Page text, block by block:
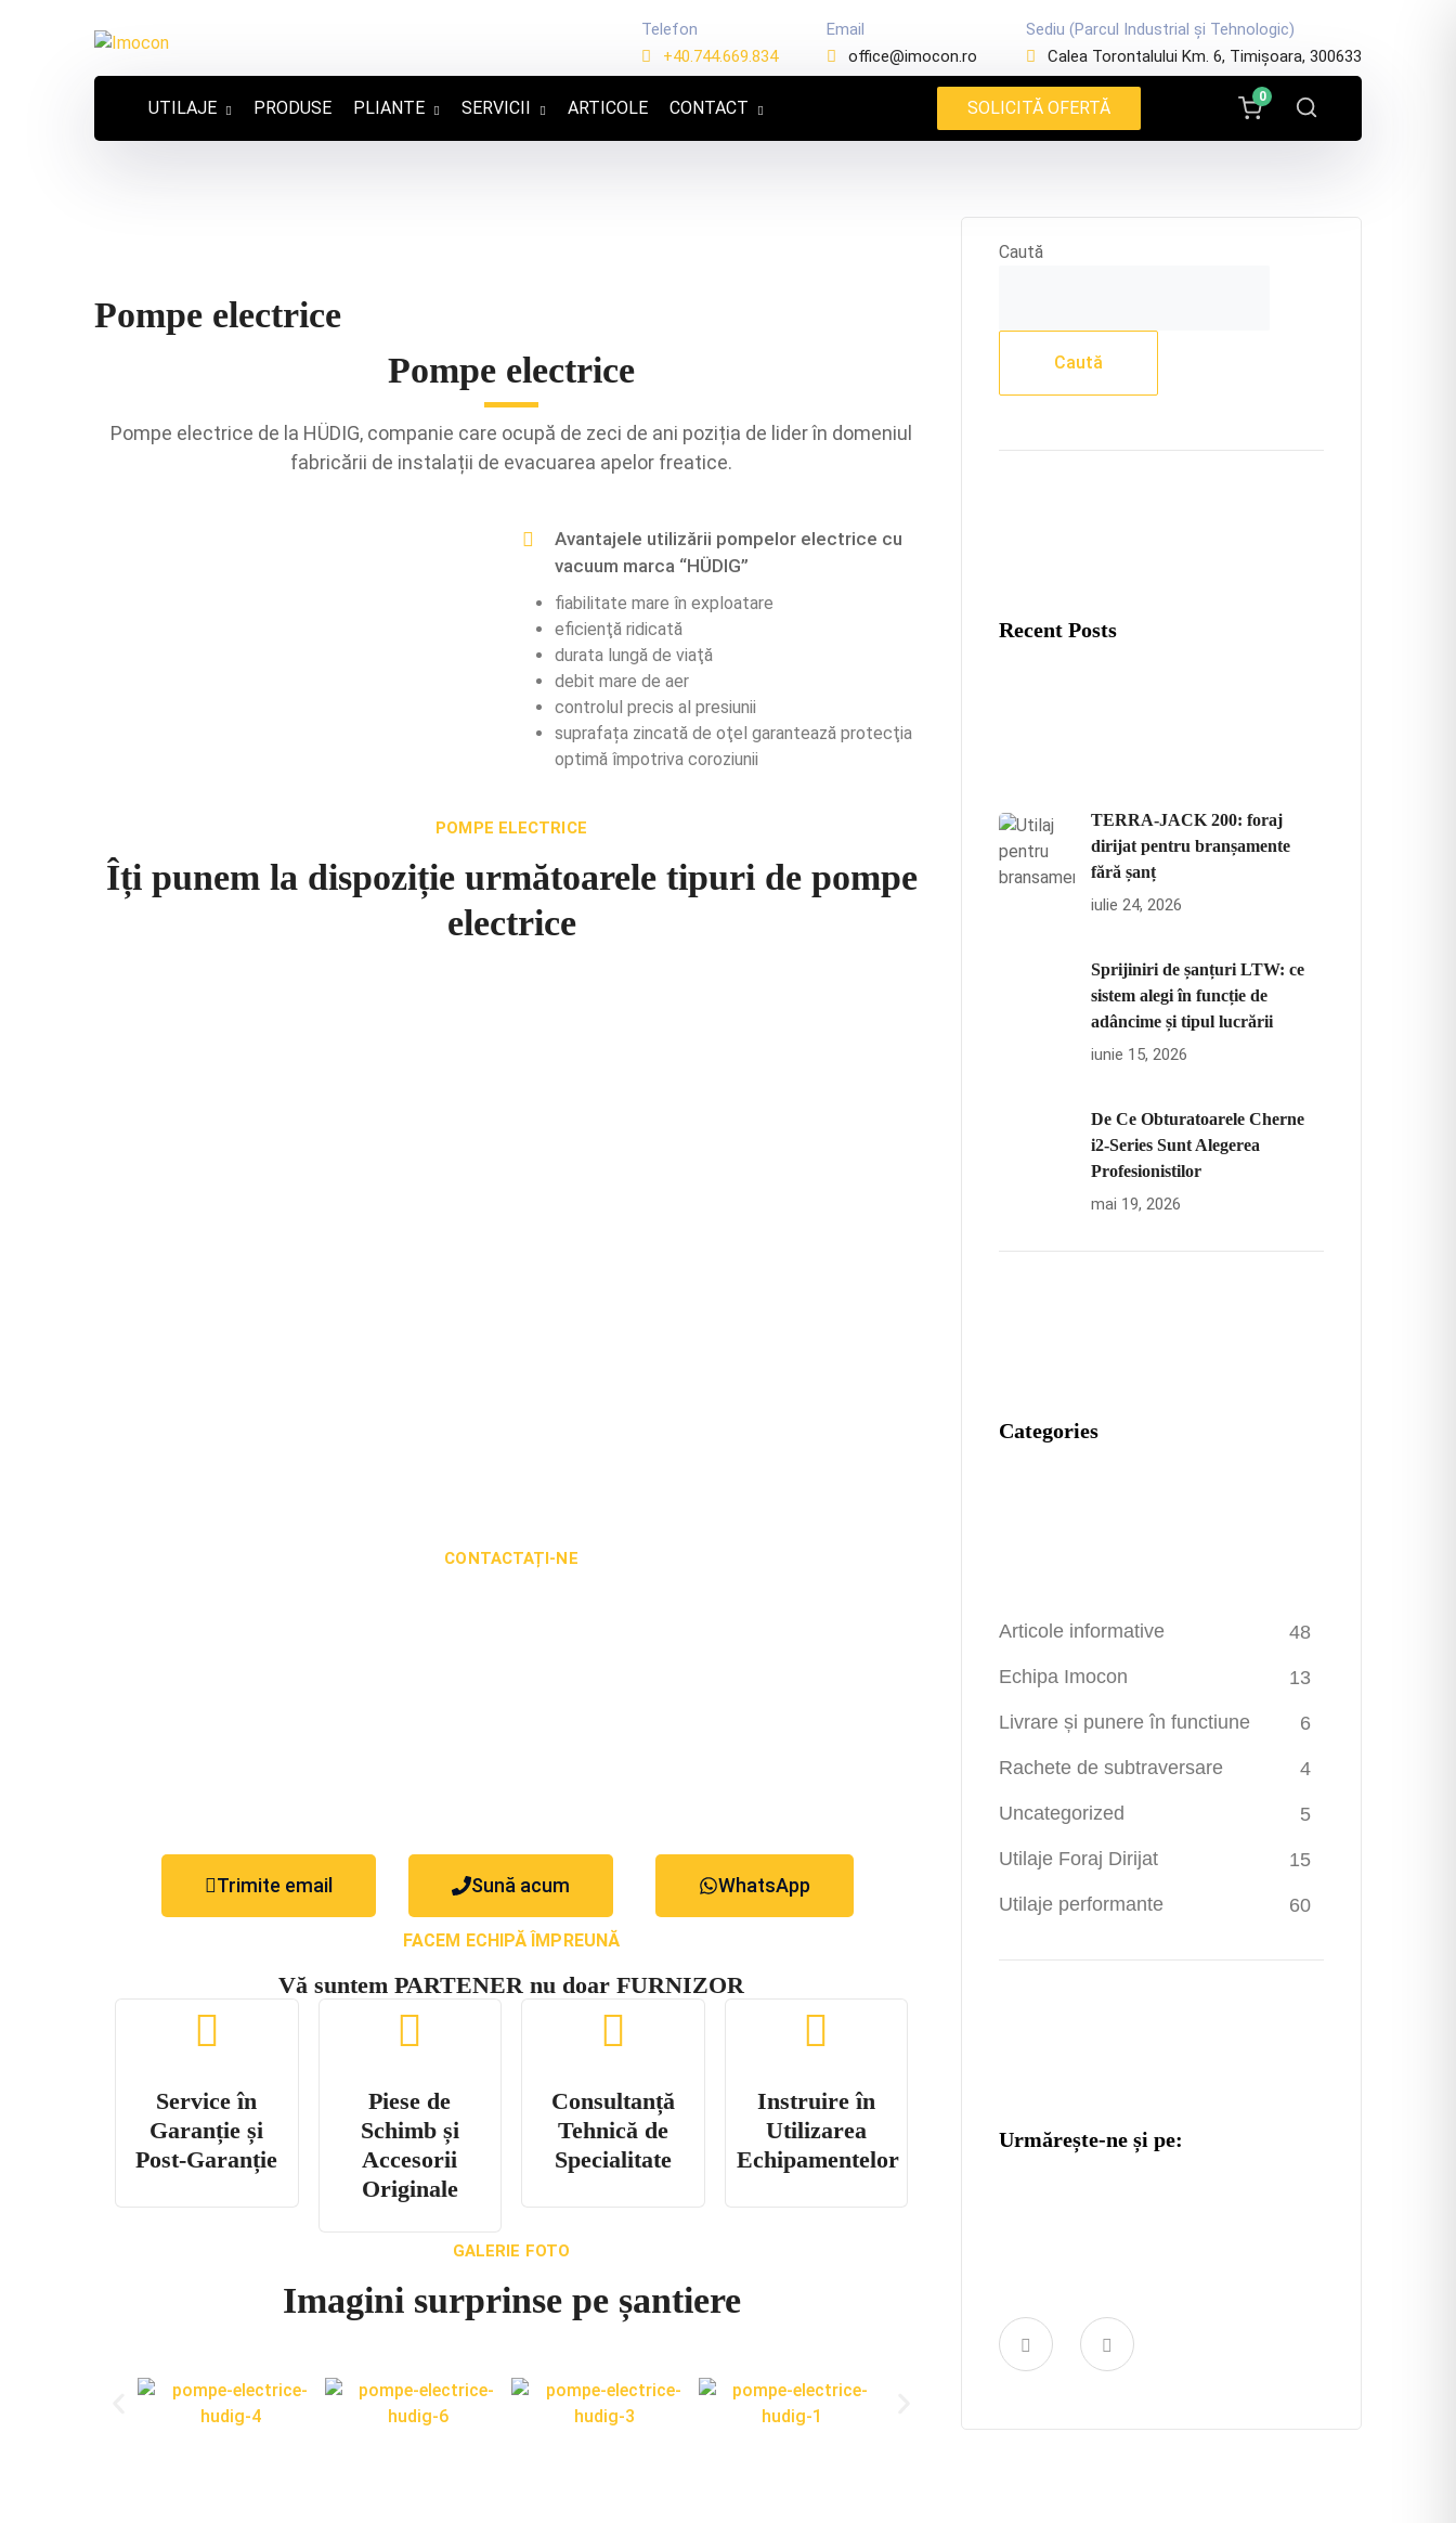
Telefon
+40.744.669.834
Email
office@imocon.ro
Sediu (Parcul Industrial și Tehnologic)
Calea Torontalului Km. 6, Timișoara, 300633
UTILAJE PRODUSE PLIANTE SERVICII ARTICOLE CONTACT SOLICITĂ OFERTĂ
0
Pompe electrice
Pompe electrice
Pompe electrice de la HÜDIG, companie care ocupă de zeci de ani poziția de lider în domeniul
fabricării de instalații de evacuarea apelor freatice.
Avantajele utilizării pompelor electrice cu
vacuum marca “HÜDIG”
fiabilitate mare în exploatare
eficienţă ridicată
durata lungă de viaţă
debit mare de aer
controlul precis al presiunii
suprafața zincată de oţel garantează protecţia
optimă împotriva coroziunii
POMPE ELECTRICE
Îți punem la dispoziție următoarele tipuri de pompe
electrice
CONTACTAȚI-NE
Trimite email Sună acum WhatsApp
FACEM ECHIPĂ ÎMPREUNĂ
Vă suntem PARTENER nu doar FURNIZOR
Service în
Garanție și
Post-Garanție
Piese de
Schimb și
Accesorii
Originale
Consultanță
Tehnică de
Specialitate
Instruire în
Utilizarea
Echipamentelor
GALERIE FOTO
Imagini surprinse pe șantiere
Caută
Caută
Recent Posts
TERRA-JACK 200: foraj
dirijat pentru branșamente
fără șanț
iulie 24, 2026
Sprijiniri de șanțuri LTW: ce
sistem alegi în funcție de
adâncime și tipul lucrării
iunie 15, 2026
De Ce Obturatoarele Cherne
i2-Series Sunt Alegerea
Profesionistilor
mai 19, 2026
Categories
Articole informative 48
Echipa Imocon 13
Livrare și punere în functiune 6
Rachete de subtraversare 4
Uncategorized 5
Utilaje Foraj Dirijat 15
Utilaje performante 60
Urmărește-ne și pe: